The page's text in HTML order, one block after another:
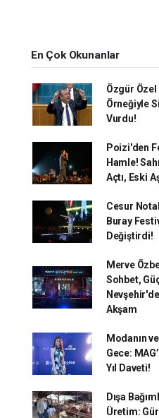
En Çok Okunanlar
Özgür
Örneğiyle
Vurdu!
Poizi'den
Hamle!
Açtı, Eski
Cesur
Buray
Değiştirdi!
Merve
Sohbet,
Akşam
Modanın
Gece:
Yıl Daveti!
Dışa
Üretim: